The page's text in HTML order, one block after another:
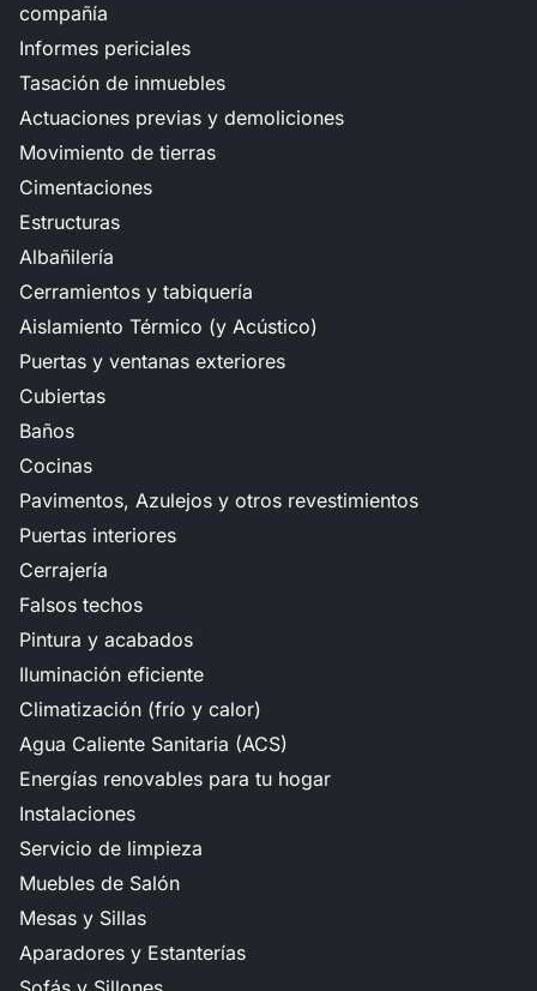
compañía
Informes periciales
Tasación de inmuebles
Actuaciones previas y demoliciones
Movimiento de tierras
Cimentaciones
Estructuras
Albañilería
Cerramientos y tabiquería
Aislamiento Térmico (y Acústico)
Puertas y ventanas exteriores
Cubiertas
Baños
Cocinas
Pavimentos, Azulejos y otros revestimientos
Puertas interiores
Cerrajería
Falsos techos
Pintura y acabados
Iluminación eficiente
Climatización (frío y calor)
Agua Caliente Sanitaria (ACS)
Energías renovables para tu hogar
Instalaciones
Servicio de limpieza
Muebles de Salón
Mesas y Sillas
Aparadores y Estanterías